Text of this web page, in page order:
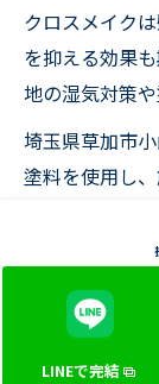
クロスメイク
を抑える効果
地の湿気対策や
埼玉県草加市
塗料を使用し
ことで、カビ
場所では、通
また、施工後
カビの発生リ
とで、クロス
LINEで完結